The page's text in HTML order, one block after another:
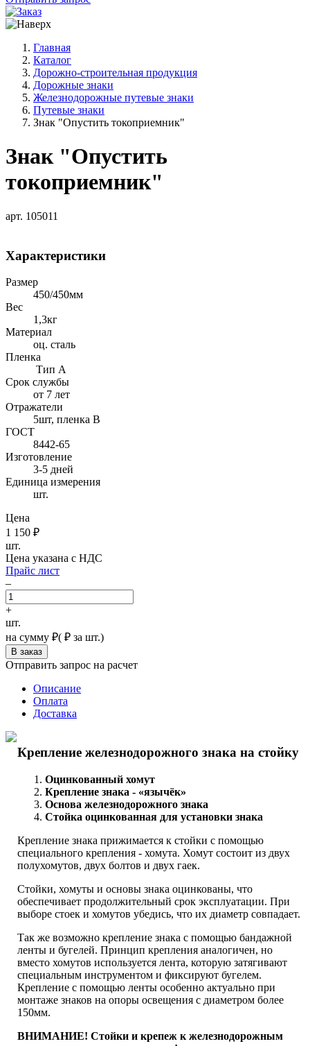
Главная
Каталог
Дорожно-строительная продукция
Дорожные знаки
Железнодорожные путевые знаки
Путевые знаки
Знак "Опустить токоприемник"
Знак "Опустить
токоприемник"
арт. 105011
Характеристики
Размер
450/450мм
Вес
1,3кг
Материал
оц. сталь
Пленка
Тип А
Срок службы
от 7 лет
Отражатели
5шт, пленка В
ГОСТ
8442-65
Изготовление
3-5 дней
Единица измерения
шт.
Цена
1 150 ₽
шт.
Цена указана с НДС
Прайс лист
–
+
шт.
на сумму ₽( ₽ за шт.)
Отправить запрос на расчет
Описание
Оплата
Доставка
Крепление железнодорожного знака на стойку
Оцинкованный хомут
Крепление знака - «язычёк»
Основа железнодорожного знака
Стойка оцинкованная для установки знака
Крепление знака прижимается к стойки с помощью
специального крепления - хомута. Хомут состоит из двух
полухомутов, двух болтов и двух гаек.
Стойки, хомуты и основы знака оцинкованы, что
обеспечивает продолжительный срок эксплуатации. При
выборе стоек и хомутов убедись, что их диаметр совпадает.
Так же возможно крепление знака с помощью бандажной
ленты и бугелей. Принцип крепления аналогичен, но
вместо хомутов используется лента, которую затягивают
специальным инструментом и фиксируют бугелем.
Крепление с помощью ленты особенно актуально при
монтаже знаков на опоры освещения с диаметром более
150мм.
ВНИМАНИЕ! Стойки и крепеж к железнодорожным